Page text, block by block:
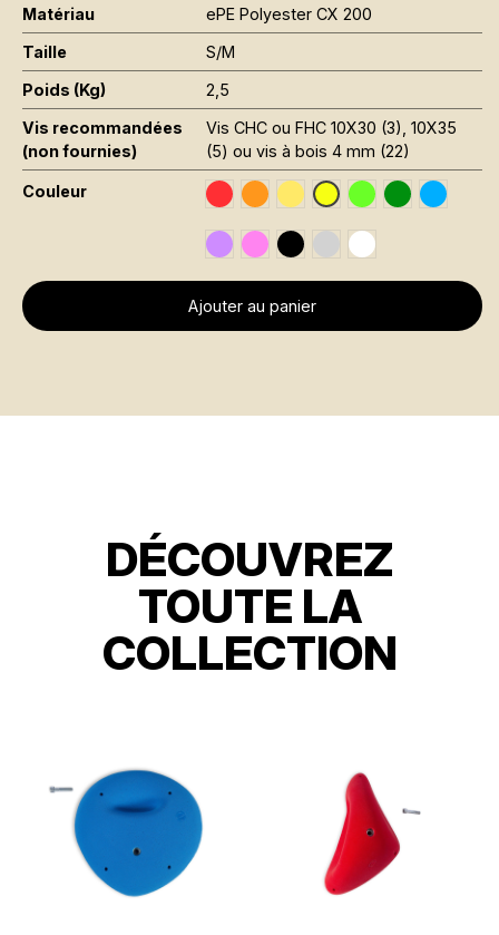
Matériau
ePE Polyester CX 200
Taille
S/M
Poids (Kg)
2,5
Vis recommandées
(non fournies)
Vis CHC ou FHC 10X30 (3), 10X35
(5) ou vis à bois 4 mm (22)
Couleur Traffic Red RAL 3020
Orange Fluo RAL 2005
Jaune Pantone 116C
Jaune Fluo RAL 1026
Vert FluoLeaf Green
Sky
Signal Violet RAL 4008
Rose Fluo Pantone 806C
Black RAL 9005
Gris RAL 7001
Traffic White RAL
Ajouter au panier
DÉCOUVREZ
TOUTE LA
COLLECTION